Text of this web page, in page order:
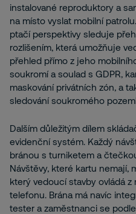
instalované reproduktory a
na místo vyslat mobilní
ptačí perspektivy sleduje
rozlišením, která umožňuje
přehled přímo z jeho
soukromí a soulad s GDPR,
maskování privátních zón, a
sledování soukromého
Dalším důležitým dílem
evidenční systém. Každý
bránou s turniketem a
Návštěvy, které kartu nemají,
který vedoucí stavby ovládá z
telefonu. Brána má navíc
tester a zaměstnanci se